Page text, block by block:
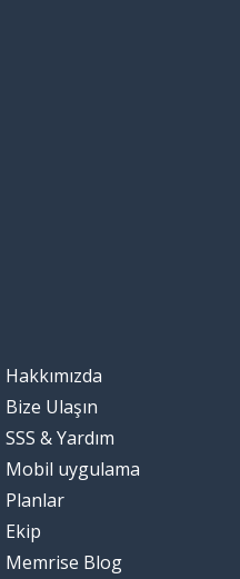
Hakkımızda
Bize Ulaşın
SSS & Yardım
Mobil uygulama
Planlar
Ekip
Memrise Blog